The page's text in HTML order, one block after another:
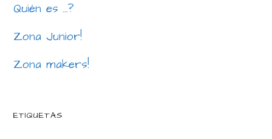
Quién es …?
Zona Junior!
Zona makers!
ETIQUETAS